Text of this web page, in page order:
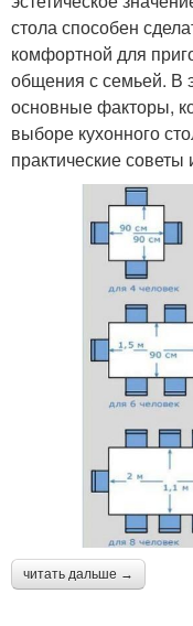
стола способен
комфортной для
общения с семьей. В
основные факторы,
выборе кухонного
практические
читать дальше →